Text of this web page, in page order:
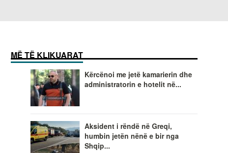
MË TË KLIKUARAT
Kërcënoi me jetë kamarierin dhe
administratorin e hotelit në...
Aksident i rëndë në Greqi,
humbin jetën nënë e bir nga
Shqip...